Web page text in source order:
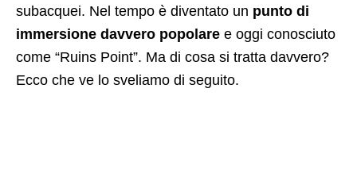
subacquei. Nel tempo è diventato un punto di
immersione davvero popolare e oggi conosciuto
come “Ruins Point”. Ma di cosa si tratta davvero?
Ecco che ve lo sveliamo di seguito.